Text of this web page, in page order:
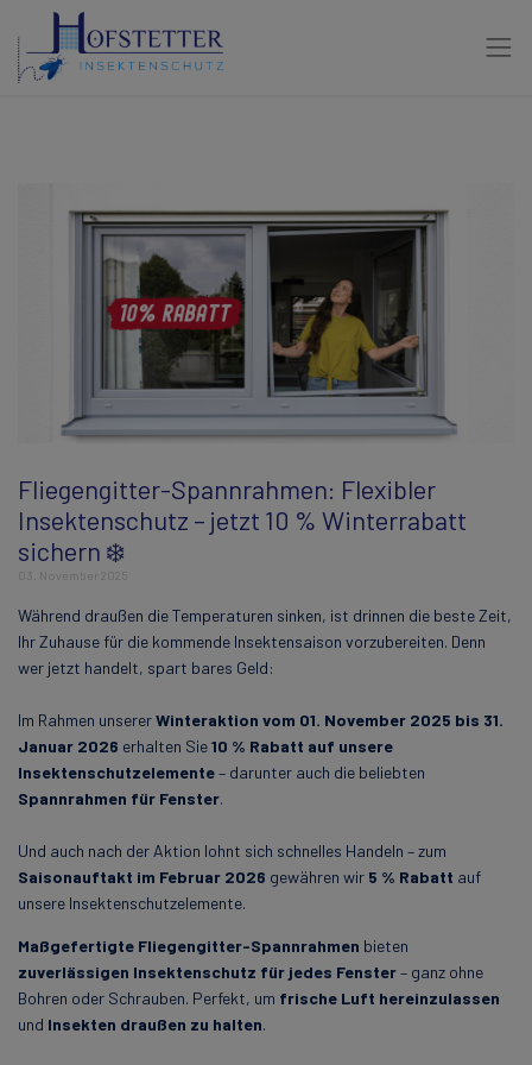
Fliegengitter-Spannrahmen: Flexibler
Insektenschutz – jetzt 10 % Winterrabatt
sichern ❄️
03. November 2025
Während draußen die Temperaturen sinken, ist drinnen die beste Zeit,
Ihr Zuhause für die kommende Insektensaison vorzubereiten. Denn
wer jetzt handelt, spart bares Geld:
Im Rahmen unsererWinteraktion vom 01. November 2025 bis 31.
Januar 2026 erhalten Sie10 % Rabatt auf unsere
Insektenschutzelemente– darunter auch die beliebten
Spannrahmen für Fenster.
Und auch nach der Aktion lohnt sich schnelles Handeln – zum
Saisonauftakt im Februar 2026 gewähren wir 5 % Rabatt auf
unsere Insektenschutzelemente.
Maßgefertigte Fliegengitter-Spannrahmen bieten
zuverlässigen Insektenschutz für jedes Fenster– ganz ohne
Bohren oder Schrauben. Perfekt, um frische Luft hereinzulassen
und Insekten draußen zu halten.